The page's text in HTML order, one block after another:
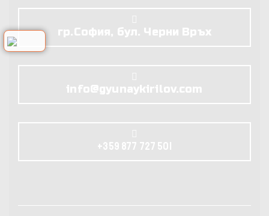
гр.София, бул. Черни Връх
info@gyunaykirilov.com
+359 877 727 501